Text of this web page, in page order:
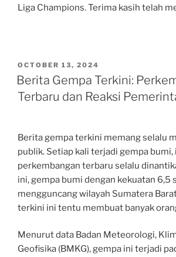
Liga Champions. Terima kasih telah
POSTED
ON
OCTOBER 13, 2024
Berita Gempa Terkini:
Terbaru dan Reaksi
Berita gempa terkini memang selalu
publik. Setiap kali terjadi gempa
perkembangan terbaru selalu
ini, gempa bumi dengan kekuatan 6,5
mengguncang wilayah Sumatera
terkini ini tentu membuat banyak
Menurut data Badan Meteorologi,
Geofisika (BMKG), gempa ini terjadi